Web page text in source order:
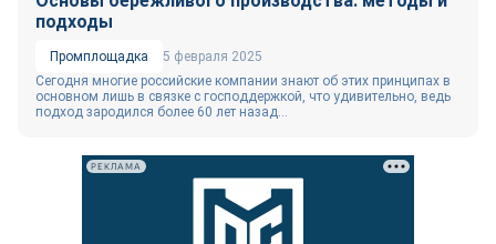
подходы
Промплощадка
5 февраля 2025
Сегодня многие российские компании знают об этих принципах в
основном лишь в связке с господдержкой, что удивительно, ведь
подход зародился более 60 лет назад...
РЕКЛАМА